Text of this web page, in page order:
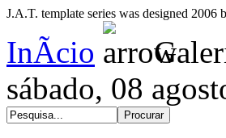
J.A.T. template series was designed 2006
InÃ­cio
sábado, 08